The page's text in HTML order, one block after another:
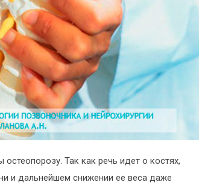
Так как речь идет о костях,
и дальнейшем снижении ее веса даже